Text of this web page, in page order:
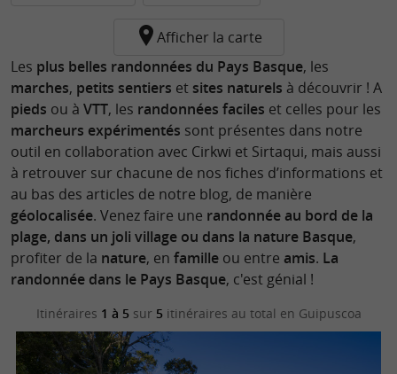
Afficher la carte
Les plus belles randonnées du Pays Basque, les
marches, petits sentiers et sites naturels à découvrir ! A
pieds ou à VTT, les randonnées faciles et celles pour les
marcheurs expérimentés sont présentes dans notre
outil en collaboration avec Cirkwi et Sirtaqui, mais aussi
à retrouver sur chacune de nos fiches d’informations et
au bas des articles de notre blog, de manière
géolocalisée. Venez faire une randonnée au bord de la
plage, dans un joli village ou dans la nature Basque,
profiter de la nature, en famille ou entre amis. La
randonnée dans le Pays Basque, c'est génial !
Itinéraires 1 à 5 sur 5 itinéraires au total en Guipuscoa